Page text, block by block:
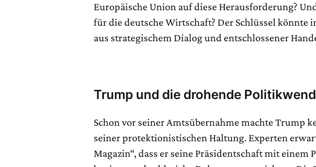
Europäische Union auf diese Herausforderung?
für die deutsche Wirtschaft? Der Schlüssel könnte
aus strategischem Dialog und entschlossener
Trump und die drohende
Schon vor seiner Amtsübernahme machte Trump
seiner protektionistischen Haltung. Experten
Magazin“, dass er seine Präsidentschaft mit einem